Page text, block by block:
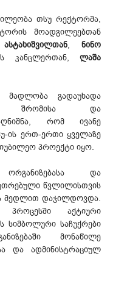
თსუ რექტორმა,
მოადგილეებთან
, ნინო
კანცლერთან, ლაშა
მადლობა გადაუხადა
შრომისა და
რომ ივანე
ის ერთ-ერთი ყველაზე
პროექტი იყო.
ორგანიზებასა და
წვლილისთვის
მედლით დაჯილდოვდა.
პროცესში აქტიური
სიმბოლური საჩუქრები
მონაწილე
და ადმინისტრაციულ